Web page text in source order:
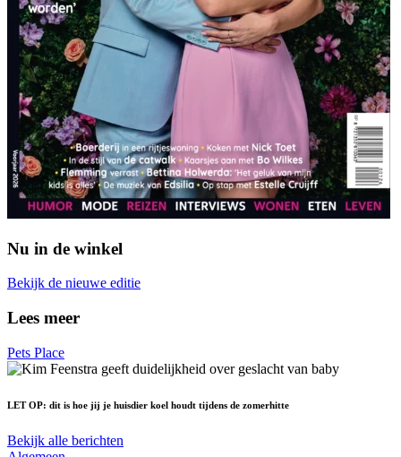
Nu in de winkel
Bekijk de nieuwe editie
Lees meer
Pets Place
LET OP: dit is hoe jij je huisdier koel houdt tijdens de zomerhitte
Bekijk alle berichten